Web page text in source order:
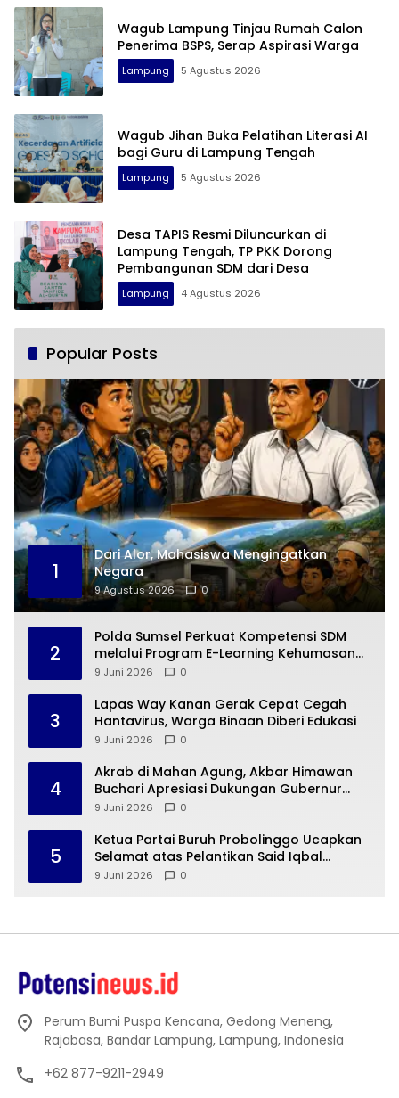
Wagub Lampung Tinjau Rumah Calon
Penerima BSPS, Serap Aspirasi Warga
Lampung 5 Agustus 2026
Wagub Jihan Buka Pelatihan Literasi AI
bagi Guru di Lampung Tengah
Lampung 5 Agustus 2026
Desa TAPIS Resmi Diluncurkan di
Lampung Tengah, TP PKK Dorong
Pembangunan SDM dari Desa
Lampung 4 Agustus 2026
Popular Posts
1
Dari Alor, Mahasiswa Mengingatkan
Negara
9 Agustus 2026 0
2
Polda Sumsel Perkuat Kompetensi SDM
melalui Program E-Learning Kehumasan
Polri
9 Juni 2026 0
3
Lapas Way Kanan Gerak Cepat Cegah
Hantavirus, Warga Binaan Diberi Edukasi
9 Juni 2026 0
4
Akrab di Mahan Agung, Akbar Himawan
Buchari Apresiasi Dukungan Gubernur
Mirza untuk Munas HIPMI 2026
9 Juni 2026 0
5
Ketua Partai Buruh Probolinggo Ucapkan
Selamat atas Pelantikan Said Iqbal
sebagai Penasehat Khusus Presiden
9 Juni 2026 0
Perum Bumi Puspa Kencana, Gedong Meneng,
Rajabasa, Bandar Lampung, Lampung, Indonesia
+62 877-9211-2949